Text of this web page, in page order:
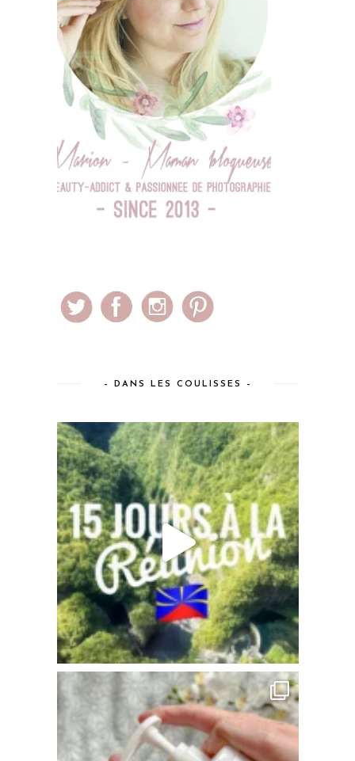
– DANS LES COULISSES –